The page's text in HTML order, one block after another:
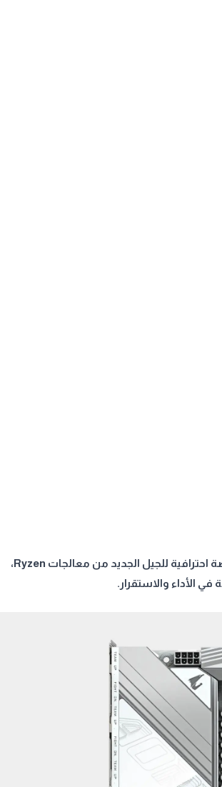
ليست مجرد لوحة أم… بل منصة احترافية للجيل الجديد من معالجات Ryzen،
الأداء والاستقرار.